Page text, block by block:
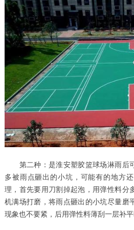
第二种：是淮安塑胶篮球场淋雨后
多被雨点砸出的小坑，可能有的地方
理，首先要用刀割掉起泡，用弹性料分
机满场打磨，将雨点砸出的小坑尽量磨
现象也不要紧，后用弹性料薄刮一层补